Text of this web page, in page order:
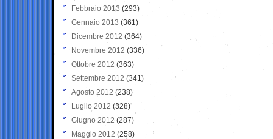
Febbraio 2013 (293)
Gennaio 2013 (361)
Dicembre 2012 (364)
Novembre 2012 (336)
Ottobre 2012 (363)
Settembre 2012 (341)
Agosto 2012 (238)
Luglio 2012 (328)
Giugno 2012 (287)
Maggio 2012 (258)